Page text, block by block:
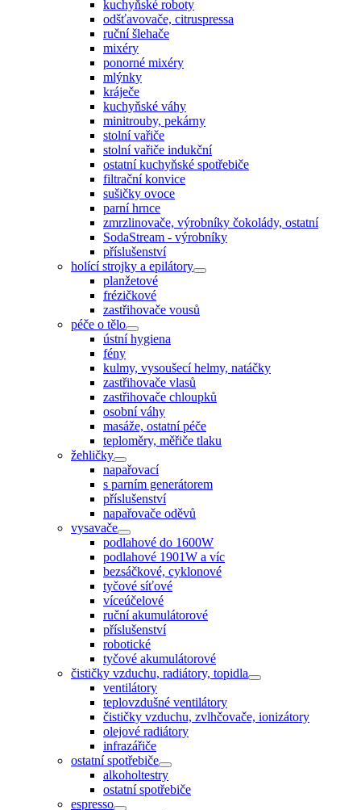
kuchyňské roboty
odšťavovače, citruspressa
ruční šlehače
mixéry
ponorné mixéry
mlýnky
kráječe
kuchyňské váhy
minitrouby, pekárny
stolní vařiče
stolní vařiče indukční
ostatní kuchyňské spotřebiče
filtrační konvice
sušičky ovoce
parní hrnce
zmrzlinovače, výrobníky čokolády, ostatní
SodaStream - výrobníky
příslušenství
holící strojky a epilátory
planžetové
frézičkové
zastřihovače vousů
péče o tělo
ústní hygiena
fény
kulmy, vysoušecí helmy, natáčky
zastřihovače vlasů
zastřihovače chloupků
osobní váhy
masáže, ostatní péče
teploměry, měřiče tlaku
žehličky
napařovací
s parním generátorem
příslušenství
napařovače oděvů
vysavače
podlahové do 1600W
podlahové 1901W a víc
bezsáčkové, cyklonové
tyčové síťové
víceúčelové
ruční akumulátorové
příslušenství
robotické
tyčové akumulátorové
čističky vzduchu, radiátory, topidla
ventilátory
teplovzdušné ventilátory
čističky vzduchu, zvlhčovače, ionizátory
olejové radiátory
infrazářiče
ostatní spotřebiče
alkoholtestry
ostatní spotřebiče
espresso